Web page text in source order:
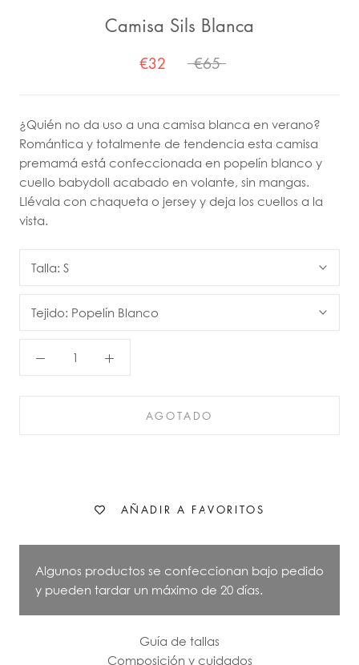
Camisa Sils Blanca
€32 €65
¿Quién no da uso a una camisa blanca en verano?
Romántica y totalmente de tendencia esta camisa
premamá está confeccionada en popelín blanco y
cuello babydoll acabado en volante, sin mangas.
Llévala con chaqueta o jersey y deja los cuellos a la
vista.
Talla: S
Tejido: Popelín Blanco
AGOTADO
AÑADIR A FAVORITOS
Algunos productos se confeccionan bajo pedido
y pueden tardar un máximo de 20 días.
Guía de tallas
Composición y cuidados